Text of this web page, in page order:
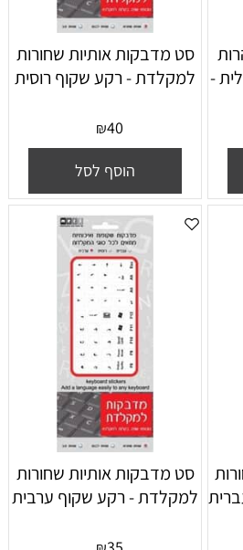
-
סט מדבקות אותיות שחורות
למקלדת - רקע שקוף רוסית
₪40
הוסף לסל
סט מדבקות אותיות שחורות
למקלדת - רקע שקוף ערבית